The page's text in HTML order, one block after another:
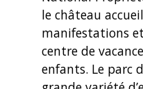
le château
manifestations
centre de
enfants. Le parc